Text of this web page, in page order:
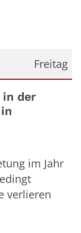
Freitag
der
im Jahr
verlieren